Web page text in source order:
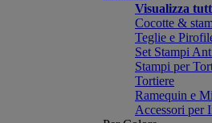
Visualizza
Cocotte &
Teglie e
Set Stampi
Stampi per
Tortiere
Ramequin e
Accessori per